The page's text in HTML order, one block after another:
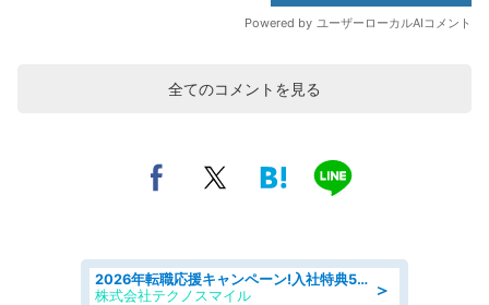
全てのコメントを見る
＞
2026年転職応援キャンペーン!入社特典58万円/デンソーで働こう!自動車工場で小型部品の検査業務 denso aichi
株式会社テクノスマイル